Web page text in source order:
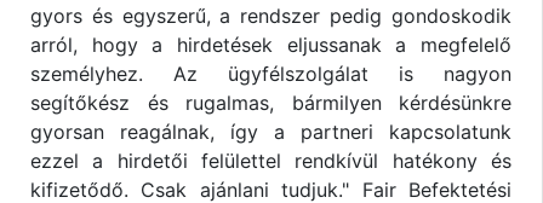
gyors és egyszerű, a rendszer pedig gondoskodik
arról, hogy a hirdetések eljussanak a megfelelő
személyhez. Az ügyfélszolgálat is nagyon
segítőkész és rugalmas, bármilyen kérdésünkre
gyorsan reagálnak, így a partneri kapcsolatunk
ezzel a hirdetői felülettel rendkívül hatékony és
kifizetődő. Csak ajánlani tudjuk." Fair Befektetési